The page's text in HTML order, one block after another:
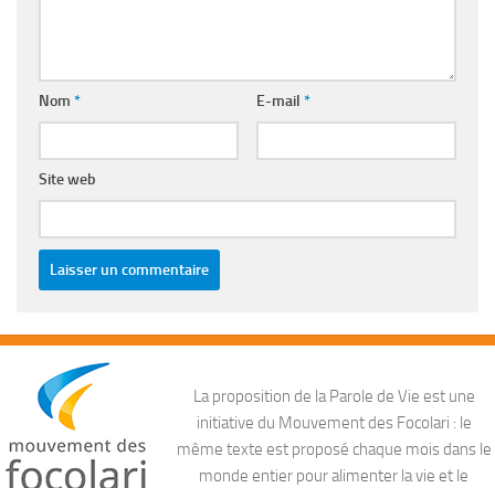
Nom * E-mail *
Site web
La proposition de la Parole de Vie est une
initiative du Mouvement des Focolari : le
même texte est proposé chaque mois dans le
monde entier pour alimenter la vie et le